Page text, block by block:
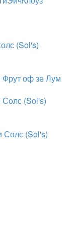
(Sol's)
Фрут оф зе Лум
Солс (Sol's)
Солс (Sol's)